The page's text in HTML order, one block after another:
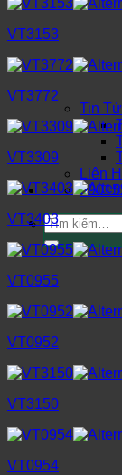
Tin
Liên
Tìm
kiếm:
VT3153
VT3772
VT3309
VT3403
VT0955
VT0952
VT3150
VT0954